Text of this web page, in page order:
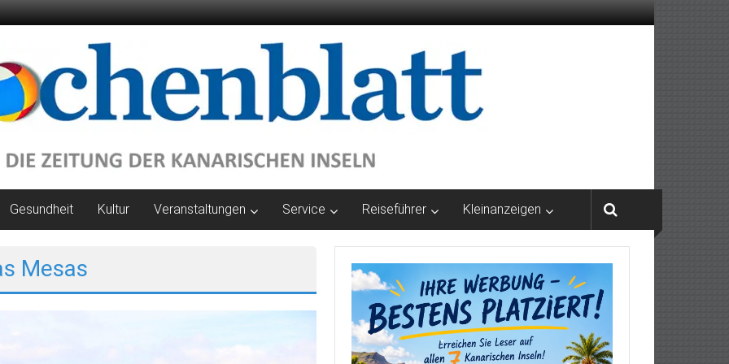
Gesundheit Kultur Veranstaltungen Service Reiseführer Kleinanzeigen
Mesas